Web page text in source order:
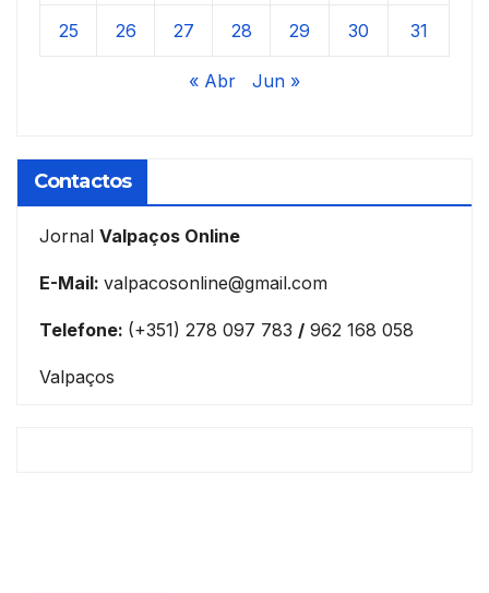
25 26 27 28 29 30 31
« Abr Jun »
Contactos
Jornal Valpaços Online
E-Mail: valpacosonline@gmail.com
Telefone: (+351) 278 097 783 / 962 168 058
Valpaços